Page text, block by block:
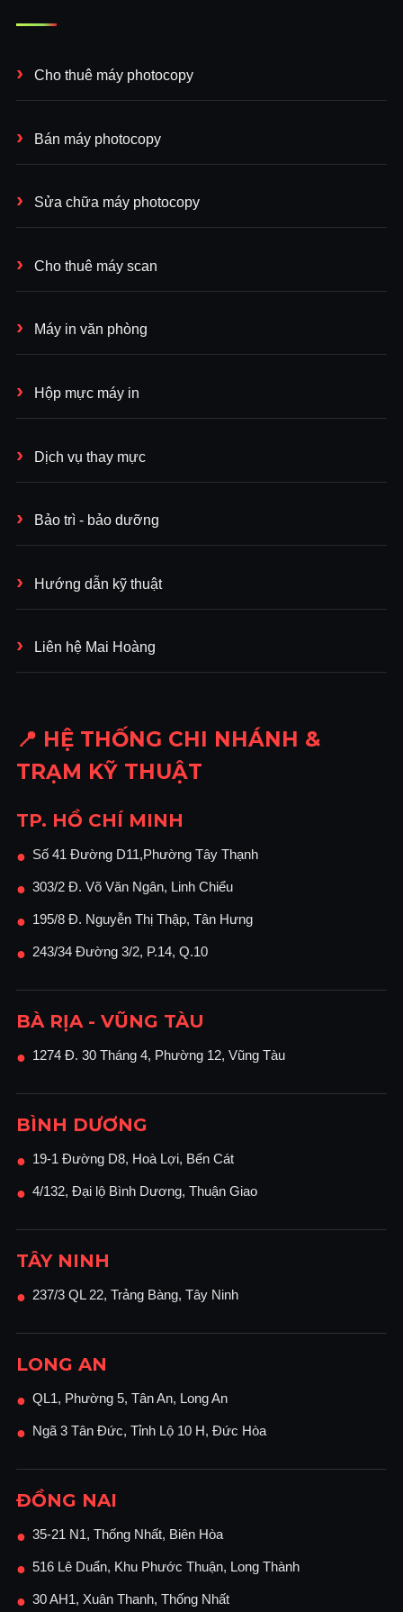
Cho thuê máy photocopy
Bán máy photocopy
Sửa chữa máy photocopy
Cho thuê máy scan
Máy in văn phòng
Hộp mực máy in
Dịch vụ thay mực
Bảo trì - bảo dưỡng
Hướng dẫn kỹ thuật
Liên hệ Mai Hoàng
📍 HỆ THỐNG CHI NHÁNH &
TRẠM KỸ THUẬT
TP. HỒ CHÍ MINH
● Số 41 Đường D11,Phường Tây Thạnh
● 303/2 Đ. Võ Văn Ngân, Linh Chiểu
● 195/8 Đ. Nguyễn Thị Thập, Tân Hưng
● 243/34 Đường 3/2, P.14, Q.10
BÀ RỊA - VŨNG TÀU
● 1274 Đ. 30 Tháng 4, Phường 12, Vũng Tàu
BÌNH DƯƠNG
● 19-1 Đường D8, Hoà Lợi, Bến Cát
● 4/132, Đại lộ Bình Dương, Thuận Giao
TÂY NINH
● 237/3 QL 22, Trảng Bàng, Tây Ninh
LONG AN
● QL1, Phường 5, Tân An, Long An
● Ngã 3 Tân Đức, Tỉnh Lộ 10 H, Đức Hòa
ĐỒNG NAI
● 35-21 N1, Thống Nhất, Biên Hòa
● 516 Lê Duẩn, Khu Phước Thuận, Long Thành
● 30 AH1, Xuân Thanh, Thống Nhất